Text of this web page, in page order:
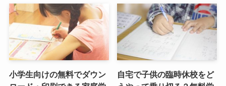
小学生向けの無料でダウン
自宅で子供の臨時休校をど